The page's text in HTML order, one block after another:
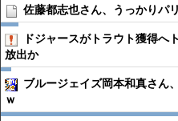
佐藤都志也さん、うっかりパ
ドジャースがトラウト獲得へ
放出か
ブルージェイズ岡本和真さん
ｗ